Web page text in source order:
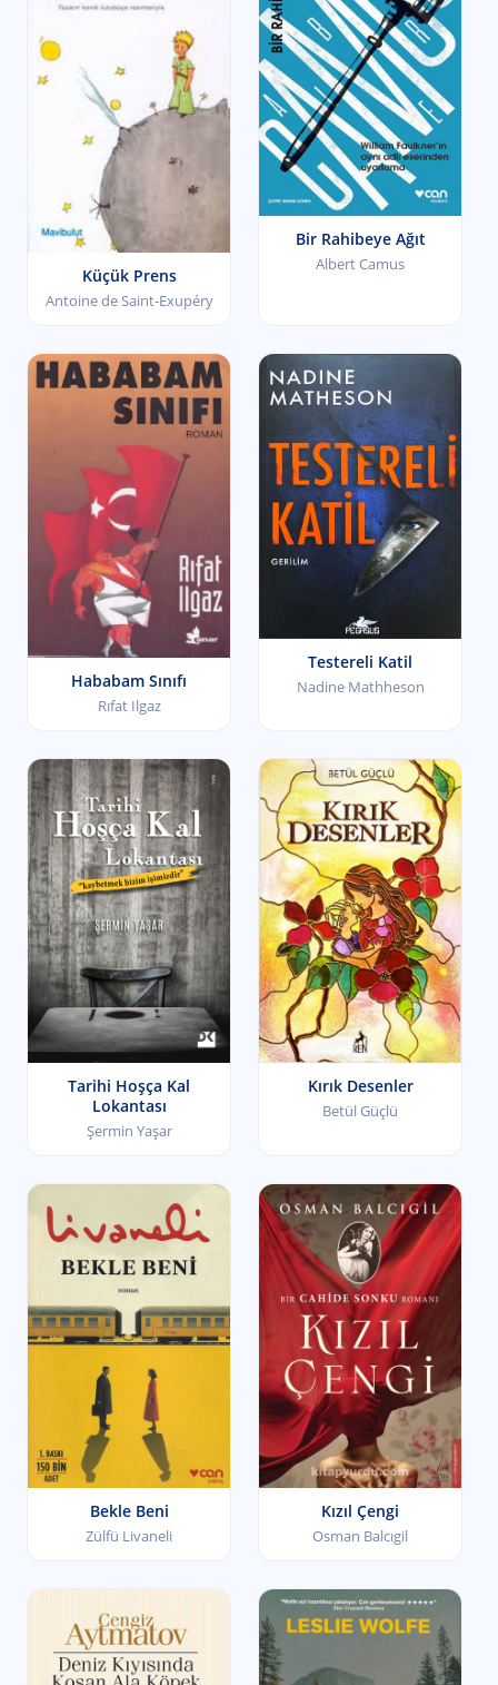
Küçük Prens
Antoine de Saint-Exupéry
Bir Rahibeye Ağıt
Albert Camus
Hababam Sınıfı
Rıfat Ilgaz
Testereli Katil
Nadine Mathheson
Tarihi Hoşça Kal
Lokantası
Şermin Yaşar
Kırık Desenler
Betül Güçlü
Bekle Beni
Zülfü Livaneli
Kızıl Çengi
Osman Balcıgil